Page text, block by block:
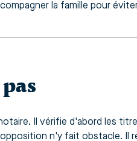
la famille pour
Il vérifie d'abord les
n'y fait obstacle. Il